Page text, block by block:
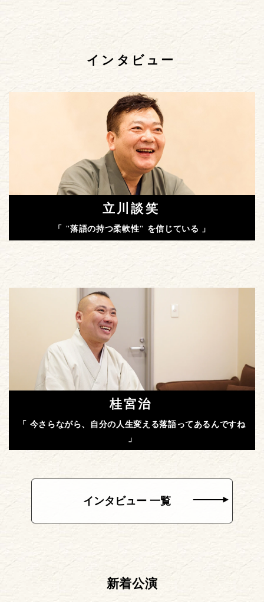
インタビュー
立川談笑
「 "落語の持つ柔軟性" を信じている 」
桂宮治
「 今さらながら、自分の人生変える落語ってあるんですね
」
インタビュー 一覧
新着公演